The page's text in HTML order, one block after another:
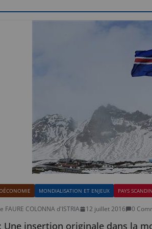
MONDIALISATION ET ENJEUX PAYS
FAURE COLONNA d'ISTRIA 12 juillet 2016 0
: Une insertion originale dans la